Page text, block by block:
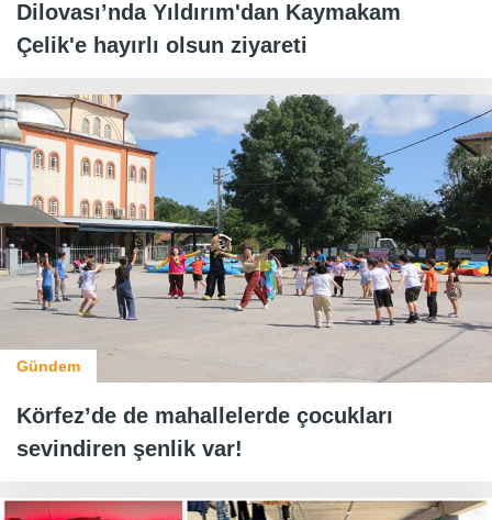
Dilovası’nda Yıldırım'dan Kaymakam
Çelik'e hayırlı olsun ziyareti
Gündem
Körfez’de de mahallelerde çocukları
sevindiren şenlik var!